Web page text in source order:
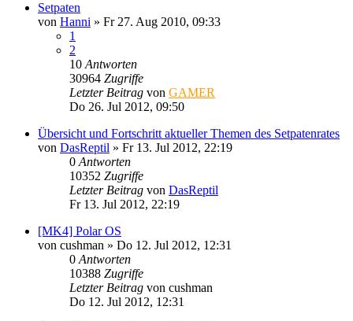
Setpaten
von Hanni » Fr 27. Aug 2010, 09:33
1
2
10 Antworten
30964 Zugriffe
Letzter Beitrag von GAMER
Do 26. Jul 2012, 09:50
Übersicht und Fortschritt aktueller Themen des Setpatenrates
von DasReptil » Fr 13. Jul 2012, 22:19
0 Antworten
10352 Zugriffe
Letzter Beitrag von DasReptil
Fr 13. Jul 2012, 22:19
[MK4] Polar OS
von cushman » Do 12. Jul 2012, 12:31
0 Antworten
10388 Zugriffe
Letzter Beitrag von cushman
Do 12. Jul 2012, 12:31